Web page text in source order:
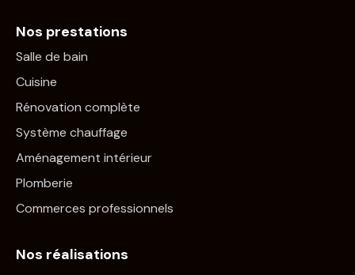
Nos prestations
Salle de bain
Cuisine
Rénovation complète
Système chauffage
Aménagement intérieur
Plomberie
Commerces professionnels
Nos réalisations